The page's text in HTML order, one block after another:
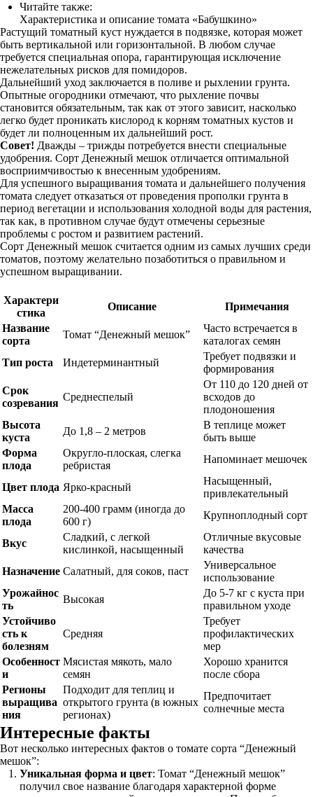
Читайте также:
Характеристика и описание томата «Бабушкино»
Растущий томатный куст нуждается в подвязке, которая может
быть вертикальной или горизонтальной. В любом случае
требуется специальная опора, гарантирующая исключение
нежелательных рисков для помидоров.
Дальнейший уход заключается в поливе и рыхлении грунта.
Опытные огородники отмечают, что рыхление почвы
становится обязательным, так как от этого зависит, насколько
легко будет проникать кислород к корням томатных кустов и
будет ли полноценным их дальнейший рост.
Совет! Дважды – трижды потребуется внести специальные
удобрения. Сорт Денежный мешок отличается оптимальной
восприимчивостью к внесенным удобрениям.
Для успешного выращивания томата и дальнейшего получения
томата следует отказаться от проведения прополки грунта в
период вегетации и использования холодной воды для растения,
так как, в противном случае будут отмечены серьезные
проблемы с ростом и развитием растений.
Сорт Денежный мешок считается одним из самых лучших среди
томатов, поэтому желательно позаботиться о правильном и
успешном выращивании.
Характери
стика
Описание
Примечания
Название
сорта
Томат “Денежный мешок”
Часто встречается в
каталогах семян
Тип роста
Индетерминантный
Требует подвязки и
формирования
Срок
созревания
Среднеспелый
От 110 до 120 дней от
всходов до
плодоношения
Высота
куста
До 1,8 – 2 метров
В теплице может
быть выше
Форма
плода
Округло-плоская, слегка
ребристая
Напоминает мешочек
Цвет плода Ярко-красный
Насыщенный,
привлекательный
Масса
плода
200-400 грамм (иногда до
600 г)
Крупноплодный сорт
Вкус
Сладкий, с легкой
кислинкой, насыщенный
Отличные вкусовые
качества
Назначение Салатный, для соков, паст
Универсальное
использование
Урожайнос
ть
Высокая
До 5-7 кг с куста при
правильном уходе
Устойчиво
сть к
болезням
Средняя
Требует
профилактических
мер
Особенност
и
Мясистая мякоть, мало
семян
Хорошо хранится
после сбора
Регионы
выращива
ния
Подходит для теплиц и
открытого грунта (в южных
регионах)
Предпочитает
солнечные места
Интересные факты
Вот несколько интересных фактов о томате сорта “Денежный
мешок”:
Уникальная форма и цвет: Томат “Денежный мешок”
получил свое название благодаря характерной форме